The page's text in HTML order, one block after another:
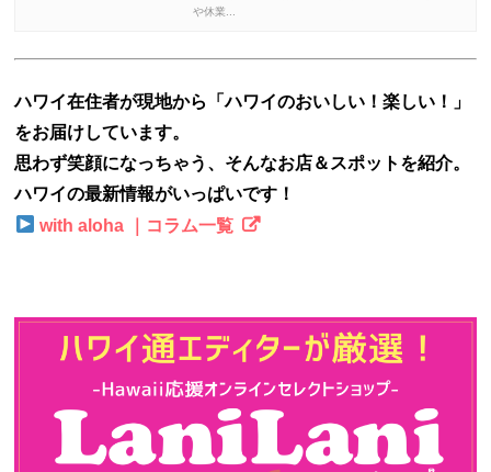
や休業...
ハワイ在住者が現地から「ハワイのおいしい！楽しい！」
をお届けしています。
思わず笑顔になっちゃう、そんなお店＆スポットを紹介。
ハワイの最新情報がいっぱいです！
with aloha ｜コラム一覧